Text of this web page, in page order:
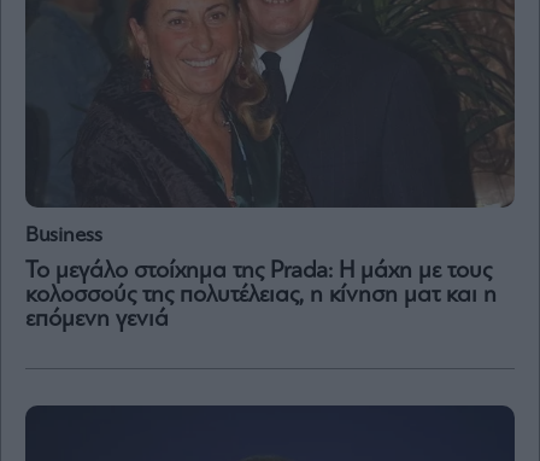
Business
Το μεγάλο στοίχημα της Prada: Η μάχη με τους
κολοσσούς της πολυτέλειας, η κίνηση ματ και η
επόμενη γενιά